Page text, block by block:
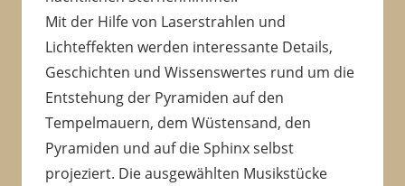
Mit der Hilfe von Laserstrahlen und
Lichteffekten werden interessante Details,
Geschichten und Wissenswertes rund um die
Entstehung der Pyramiden auf den
Tempelmauern, dem Wüstensand, den
Pyramiden und auf die Sphinx selbst
projeziert. Die ausgewählten Musikstücke